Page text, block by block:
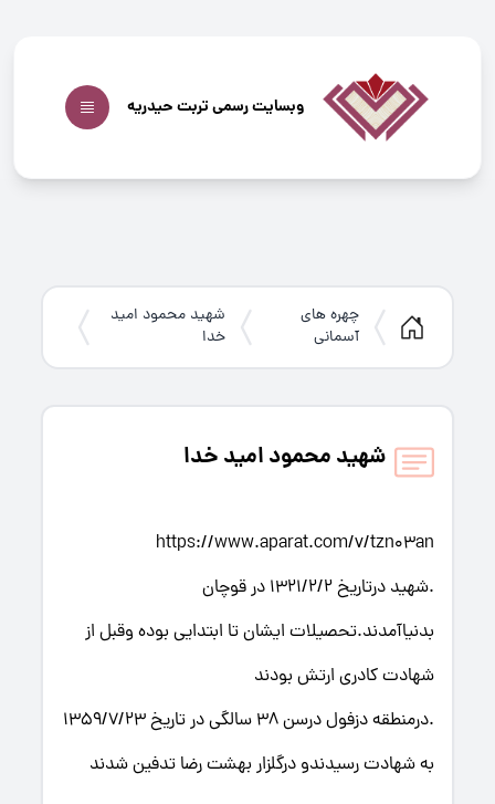
وبسایت رسمی تربت حیدریه
چهره های
آسمانی
شهید محمود امید
خدا
شهید محمود امید خدا
https://www.aparat.com/v/tzn03an
.شهید درتاریخ 1321/2/2 در قوچان
بدنیاآمدند.تحصیلات ایشان تا ابتدایی بوده وقبل از
شهادت کادری ارتش بودند
.درمنطقه دزفول درسن 38 سالگی در تاریخ 1359/7/23
به شهادت رسیدندو درگلزار بهشت رضا تدفین شدند